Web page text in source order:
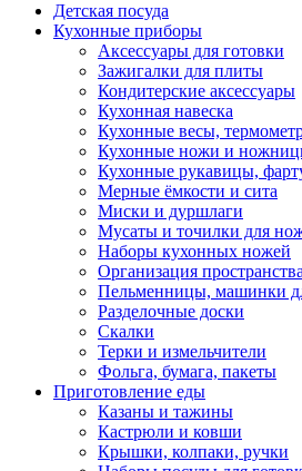
Детская посуда
Кухонные приборы
Аксессуары для готовки
Зажигалки для плиты
Кондитерские аксессуары
Кухонная навеска
Кухонные весы,
Кухонные ножи и
Кухонные рукавицы,
Мерные ёмкости и сита
Миски и дуршлаги
Мусаты и точилки для
Наборы кухонных ножей
Организация пространства
Пельменницы, машинки
Разделочные доски
Скалки
Терки и измельчители
Фольга, бумага, пакеты
Приготовление еды
Казаны и тажины
Кастрюли и ковши
Крышки, колпаки, ручки